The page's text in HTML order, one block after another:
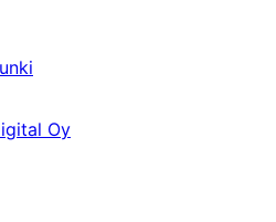
Oy